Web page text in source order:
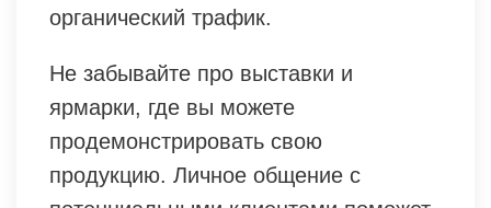
органический трафик.
Не забывайте про выставки и
ярмарки, где вы можете
продемонстрировать свою
продукцию. Личное общение с